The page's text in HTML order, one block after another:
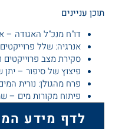
תוכן עניינים
דו"ח מנכ"ל האגודה –
אנרגיה: שלל פרוייקטים
סקירת מצב פרוייקטים
פיצוץ של סיפור –
פרח מהגולן: נורית
פיתוח מקורות מים –
לדף מידע